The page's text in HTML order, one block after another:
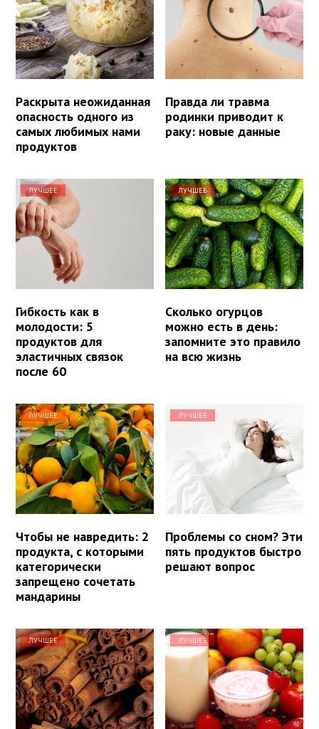
Раскрыта неожиданная
опасность одного из
самых любимых нами
продуктов
Правда ли травма
родинки приводит к
раку: новые данные
ЛУЧШЕЕ
Гибкость как в
молодости: 5
продуктов для
эластичных связок
после 60
ЛУЧШЕЕ
Сколько огурцов
можно есть в день:
запомните это правило
на всю жизнь
ЛУЧШЕЕ
Чтобы не навредить: 2
продукта, с которыми
категорически
запрещено сочетать
мандарины
ЛУЧШЕЕ
Проблемы со сном? Эти
пять продуктов быстро
решают вопрос
ЛУЧШЕЕ ЛУЧШЕЕ